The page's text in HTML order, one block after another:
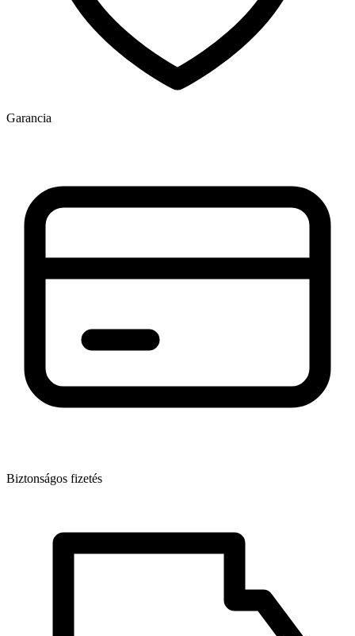
Garancia
Biztonságos fizetés